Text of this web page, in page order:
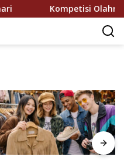
Kompetisi